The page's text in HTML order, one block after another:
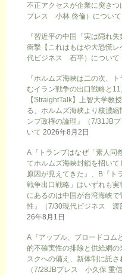
不正アクセスが企業に突き
プレス 小林 啓倫）について
『習近平の中国「実は隠れ
衝撃【これはもはや大恐慌
代ビジネス 石平）について
『ホルムズ海峡は二の次、
むイラン戦争の出口戦略と
【StraightTalk】上智大学教
る、ホルムズ海峡より核濃縮
ンプ政権の論理』（7/31JB
いて 2026年8月2日
A『トランプはなぜ「素人同
てホルムズ海峡封鎖を招い
原因が見えてきた』、B『ト
戦争出口戦略」はいずれも
にあるのは中国が台湾海峡
性』（7/30現代ビジネス 渡
26年8月1日
A『アップル、ブロードコ
的不確実性の排除と供給網の
スクへの備え、新体制に託さ
（7/28JBプレス 小久保 重